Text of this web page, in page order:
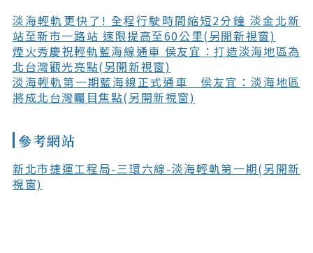
淡海輕軌更快了! 全程行駛時間縮短2分鐘 淡金北新
站至新市一路站 速限提高至60公里(另開新視窗)
煙火秀慶祝輕軌藍海線通車 侯友宜：打造淡海地區為
北台灣觀光亮點(另開新視窗)
淡海輕軌第一期藍海線正式通車 侯友宜：淡海地區
將成北台灣矚目焦點(另開新視窗)
參考網站
新北市捷運工程局-三環六線-淡海輕軌第一期(另開新
視窗)